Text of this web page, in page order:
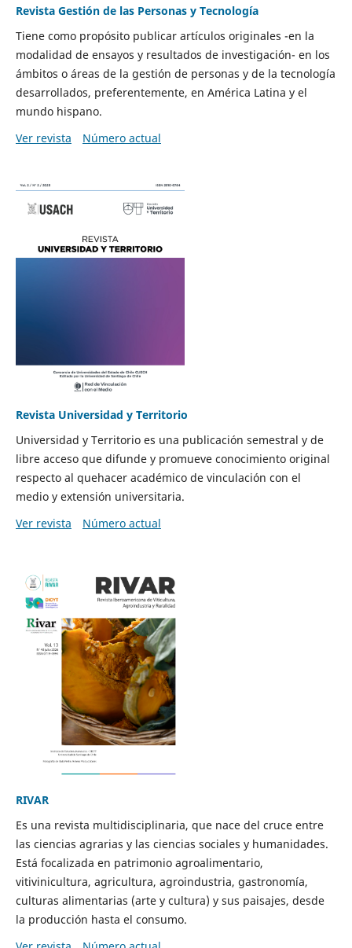
Revista Gestión de las Personas y Tecnología
Tiene como propósito publicar artículos originales -en la
modalidad de ensayos y resultados de investigación- en los
ámbitos o áreas de la gestión de personas y de la tecnología
desarrollados, preferentemente, en América Latina y el
mundo hispano.
Ver revista
Número actual
Revista Universidad y Territorio
Universidad y Territorio es una publicación semestral y de
libre acceso que difunde y promueve conocimiento original
respecto al quehacer académico de vinculación con el
medio y extensión universitaria.
Ver revista
Número actual
RIVAR
Es una revista multidisciplinaria, que nace del cruce entre
las ciencias agrarias y las ciencias sociales y humanidades.
Está focalizada en patrimonio agroalimentario,
vitivinicultura, agricultura, agroindustria, gastronomía,
culturas alimentarias (arte y cultura) y sus paisajes, desde
la producción hasta el consumo.